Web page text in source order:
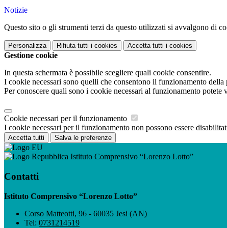
Notizie
Questo sito o gli strumenti terzi da questo utilizzati si avvalgono di
Personalizza Rifiuta tutti i cookies Accetta tutti i cookies
Gestione cookie
In questa schermata è possibile scegliere quali cookie consentire.
I cookie necessari sono quelli che consentono il funzionamento
Per conoscere quali sono i cookie necessari al funzionamento potete
Cookie necessari per il funzionamento
I cookie necessari per il funzionamento non possono essere
Accetta tutti Salva le preferenze
Istituto Comprensivo “Lorenzo Lotto”
Contatti
Istituto Comprensivo “Lorenzo Lotto”
Corso Matteotti, 96 - 60035 Jesi (AN)
Tel: 0731214519